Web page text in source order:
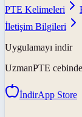
PTE Kelimeleri
İletişim Bilgileri
Uygulamayı indir
UzmanPTE
İndirApp Store